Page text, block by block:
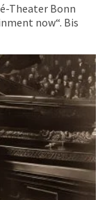
Theater Bonn
now“. Bis